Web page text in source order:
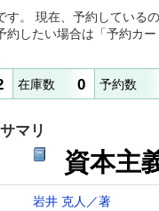
す。 現在、予約している
約したい場合は「予約カ
在庫数 0 予約数
マリ
資本主
岩井 克人／著